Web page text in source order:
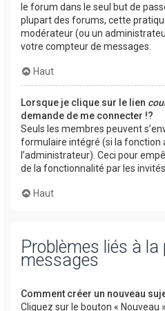
le forum dans le seul but de
plupart des forums, cette
modérateur (ou un
votre compteur de messages.
Haut
Lorsque je clique sur le lien
demande de me connecter !?
Seuls les membres peuvent
formulaire intégré (si la fonction
l’administrateur). Ceci pour
de la fonctionnalité par les invités.
Haut
Problèmes liés à
messages
Comment créer un nouveau
Cliquez sur le bouton « Nouveau